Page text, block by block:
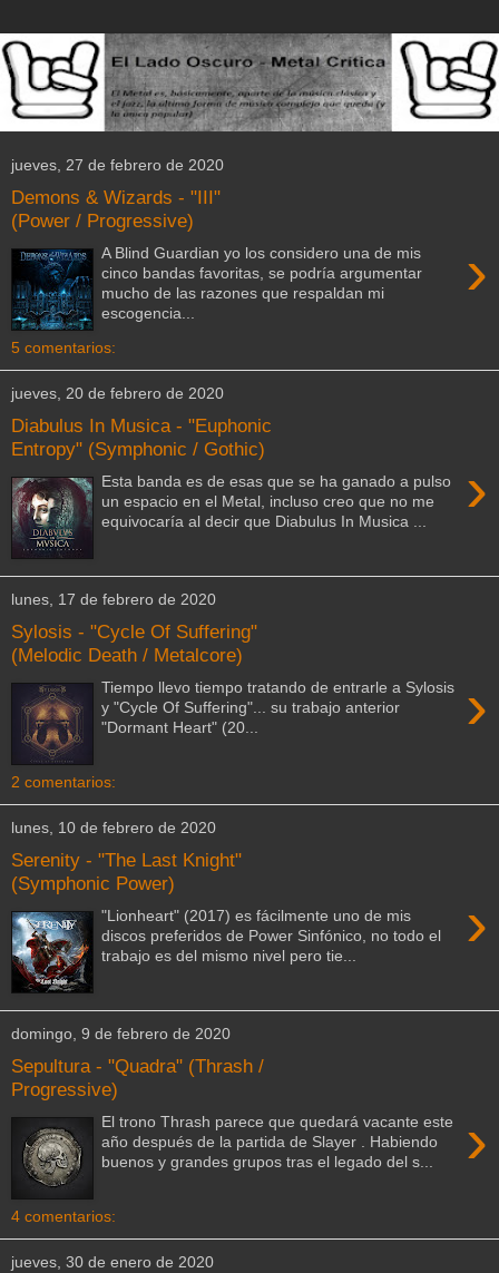
jueves, 27 de febrero de 2020
Demons & Wizards - "III"
(Power / Progressive)
›
A Blind Guardian yo los considero una de mis
cinco bandas favoritas, se podría argumentar
mucho de las razones que respaldan mi
escogencia...
5 comentarios:
jueves, 20 de febrero de 2020
Diabulus In Musica - "Euphonic
Entropy" (Symphonic / Gothic)
›
Esta banda es de esas que se ha ganado a pulso
un espacio en el Metal, incluso creo que no me
equivocaría al decir que Diabulus In Musica ...
lunes, 17 de febrero de 2020
Sylosis - "Cycle Of Suffering"
(Melodic Death / Metalcore)
›
Tiempo llevo tiempo tratando de entrarle a Sylosis
y "Cycle Of Suffering"... su trabajo anterior
"Dormant Heart" (20...
2 comentarios:
lunes, 10 de febrero de 2020
Serenity - "The Last Knight"
(Symphonic Power)
›
"Lionheart" (2017) es fácilmente uno de mis
discos preferidos de Power Sinfónico, no todo el
trabajo es del mismo nivel pero tie...
domingo, 9 de febrero de 2020
Sepultura - "Quadra" (Thrash /
Progressive)
›
El trono Thrash parece que quedará vacante este
año después de la partida de Slayer . Habiendo
buenos y grandes grupos tras el legado del s...
4 comentarios:
jueves, 30 de enero de 2020